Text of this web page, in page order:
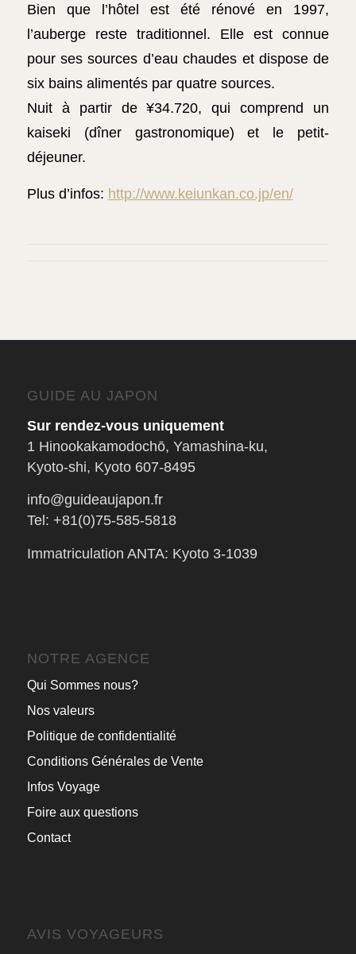
Bien que l’hôtel est été rénové en 1997,
l’auberge reste traditionnel. Elle est connue
pour ses sources d’eau chaudes et dispose de
six bains alimentés par quatre sources.
Nuit à partir de ¥34.720, qui comprend un
kaiseki (dîner gastronomique) et le petit-
déjeuner.
Plus d’infos: http://www.keiunkan.co.jp/en/
GUIDE AU JAPON
Sur rendez-vous uniquement
1 Hinookakamodochō, Yamashina-ku,
Kyoto-shi, Kyoto 607-8495
info@guideaujapon.fr
Tel: +81(0)75-585-5818
Immatriculation ANTA: Kyoto 3-1039
NOTRE AGENCE
Qui Sommes nous?
Nos valeurs
Politique de confidentialité
Conditions Générales de Vente
Infos Voyage
Foire aux questions
Contact
AVIS VOYAGEURS